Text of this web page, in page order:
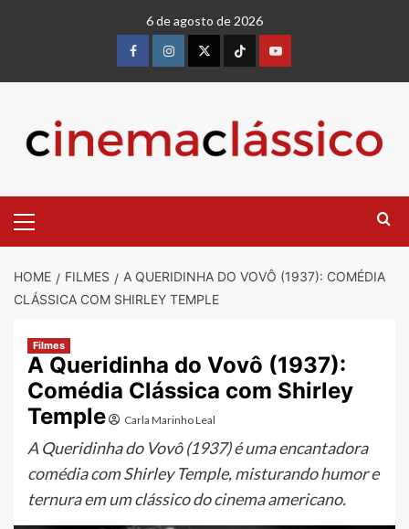
6 de agosto de 2026
FacebookinstagramtwitterTiktokyoutube
Menu
HOME FILMES
A QUERIDINHA DO VOVÔ (1937): COMÉDIA
CLÁSSICA COM SHIRLEY TEMPLE
Filmes
A Queridinha do Vovô (1937):
Comédia Clássica com Shirley
Temple
Carla Marinho Leal
A Queridinha do Vovô (1937) é uma encantadora
comédia com Shirley Temple, misturando humor e
ternura em um clássico do cinema americano.